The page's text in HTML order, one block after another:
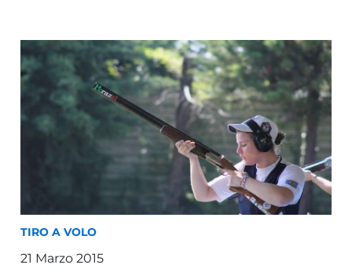
TIRO A VOLO
21 Marzo 2015